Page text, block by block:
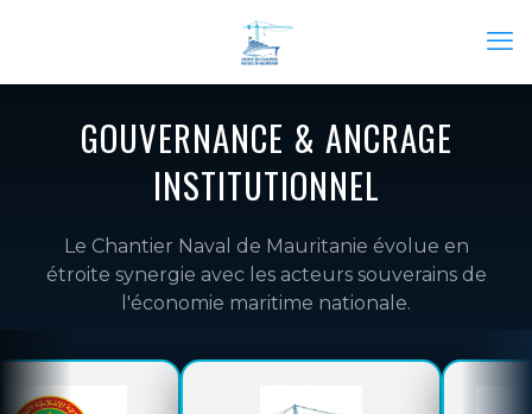
GOUVERNANCE & ANCRAGE
INSTITUTIONNEL
Le Chantier Naval de Mauritanie évolue en
étroite synergie avec les acteurs souverains de
l'économie maritime nationale.